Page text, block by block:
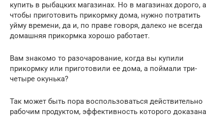
купить в рыбацких магазинах. Но в магазинах дорого, а
чтобы приготовить прикормку дома, нужно потратить
уйму времени, да и, по праве говоря, далеко не всегда
домашняя прикормка хорошо работает.
Вам знакомо то разочарование, когда вы купили
прикормку или приготовили ее дома, а поймали три-
четыре окунька?
Так может быть пора воспользоваться действительно
рабочим продуктом, эффективность которого доказана